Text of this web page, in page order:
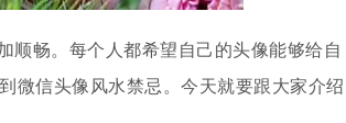
顺畅。每个人都希望自己的头像能够给自
微信头像风水禁忌。今天就要跟大家介绍